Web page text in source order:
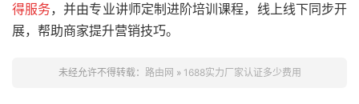
得服务，并由专业讲师定制进阶培训课程，线上线下同步开
展，帮助商家提升营销技巧。
未经允许不得转载： 路由网 » 1688实力厂家认证多少费用